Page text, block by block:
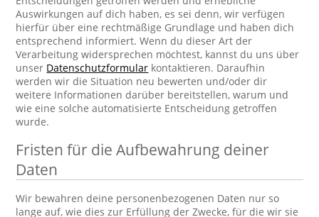
Auswirkungen auf dich haben, es sei denn, wir verfügen
hierfür über eine rechtmäßige Grundlage und haben dich
entsprechend informiert. Wenn du dieser Art der
Verarbeitung widersprechen möchtest, kannst du uns über
unser Datenschutzformular kontaktieren. Daraufhin
werden wir die Situation neu bewerten und/oder dir
weitere Informationen darüber bereitstellen, warum und
wie eine solche automatisierte Entscheidung getroffen
wurde.
Fristen für die Aufbewahrung deiner
Daten
Wir bewahren deine personenbezogenen Daten nur so
lange auf, wie dies zur Erfüllung der Zwecke, für die wir sie